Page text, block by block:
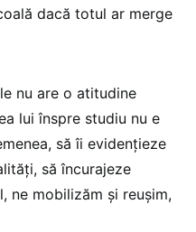
dacă totul ar merge
nu are o atitudine
lui înspre studiu nu e
să îi evidențieze
să încurajeze
ne mobilizăm și reușim,